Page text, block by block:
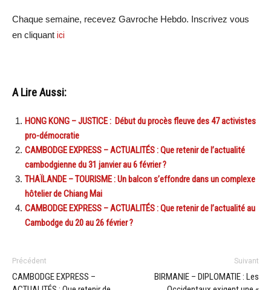
Chaque semaine, recevez Gavroche Hebdo. Inscrivez vous
en cliquant ici
A Lire Aussi:
HONG KONG – JUSTICE : Début du procès fleuve des 47 activistes
pro-démocratie
CAMBODGE EXPRESS – ACTUALITÉS : Que retenir de l’actualité
cambodgienne du 31 janvier au 6 février ?
THAÏLANDE – TOURISME : Un balcon s’effondre dans un complexe
hôtelier de Chiang Mai
CAMBODGE EXPRESS – ACTUALITÉS : Que retenir de l’actualité au
Cambodge du 20 au 26 février ?
Précédent
CAMBODGE EXPRESS –
Suivant
BIRMANIE – DIPLOMATIE : Les